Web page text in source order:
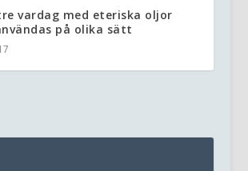
vardag med eteriska oljor
på olika sätt